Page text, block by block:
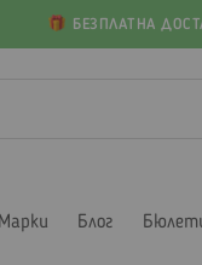
БЕЗПЛАТНА
Марки Блог